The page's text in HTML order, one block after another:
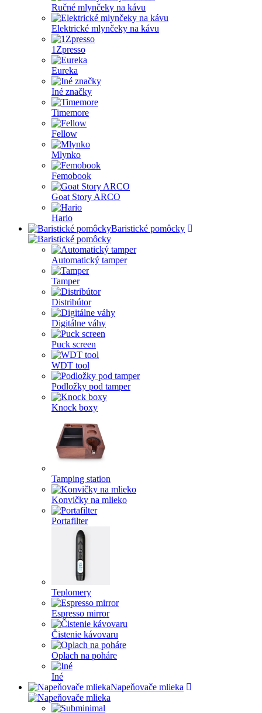
Ručné mlynčeky na kávu
Elektrické mlynčeky na kávu
1Zpresso
Eureka
Iné značky
Timemore
Fellow
Mlynko
Femobook
Goat Story ARCO
Hario
Baristické pomôcky
Automatický tamper
Tamper
Distribútor
Digitálne váhy
Puck screen
WDT tool
Podložky pod tamper
Knock boxy
Tamping station
Konvičky na mlieko
Portafilter
Teplomery
Espresso mirror
Čistenie kávovaru
Oplach na poháre
Iné
Napeňovače mlieka